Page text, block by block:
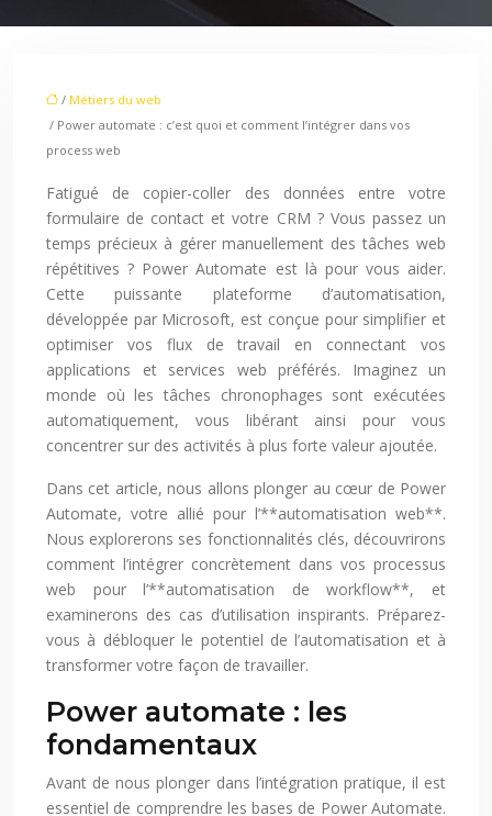
/ Métiers du web
/ Power automate : c’est quoi et comment l’intégrer dans vos
process web
Fatigué de copier-coller des données entre votre
formulaire de contact et votre CRM ? Vous passez un
temps précieux à gérer manuellement des tâches web
répétitives ? Power Automate est là pour vous aider.
Cette puissante plateforme d’automatisation,
développée par Microsoft, est conçue pour simplifier et
optimiser vos flux de travail en connectant vos
applications et services web préférés. Imaginez un
monde où les tâches chronophages sont exécutées
automatiquement, vous libérant ainsi pour vous
concentrer sur des activités à plus forte valeur ajoutée.
Dans cet article, nous allons plonger au cœur de Power
Automate, votre allié pour l’**automatisation web**.
Nous explorerons ses fonctionnalités clés, découvrirons
comment l’intégrer concrètement dans vos processus
web pour l’**automatisation de workflow**, et
examinerons des cas d’utilisation inspirants. Préparez-
vous à débloquer le potentiel de l’automatisation et à
transformer votre façon de travailler.
Power automate : les
fondamentaux
Avant de nous plonger dans l’intégration pratique, il est
essentiel de comprendre les bases de Power Automate.